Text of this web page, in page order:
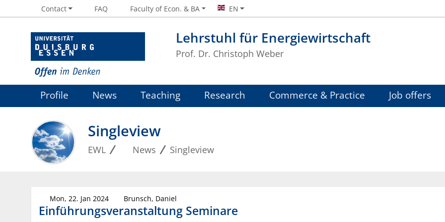
Lehrstuhl für Energiewirtschaft
Prof. Dr. Christoph Weber
Contact FAQ Faculty of Econ. & BA EN
Profile News Teaching Research Commerce & Practice Job offers
Singleview
EWL News Singleview
Mon, 22. Jan 2024 Brunsch, Daniel
Einführungsveranstaltung Seminare